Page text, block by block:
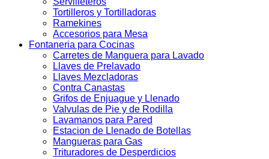
Tortilleros y Tortilladoras
Ramekines
Accesorios para Mesa
Fontaneria para Cocinas
Carretes de Manguera para Lavado
Llaves de Prelavado
Llaves Mezcladoras
Contra Canastas
Grifos de Enjuague y Llenado
Valvulas de Pie y de Rodilla
Lavamanos para Pared
Estacion de Llenado de Botellas
Mangueras para Gas
Trituradores de Desperdicios